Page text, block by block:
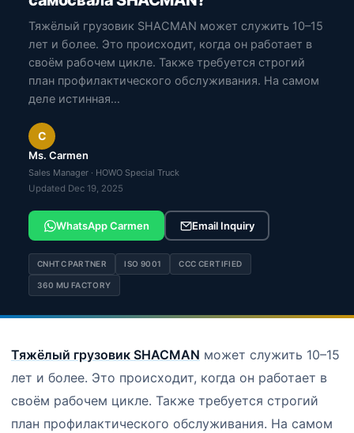
Тяжёлый грузовик SHACMAN может служить 10–15
лет и более. Это происходит, когда он работает в
своём рабочем цикле. Также требуется строгий
план профилактического обслуживания. На самом
деле истинная…
C
Ms. Carmen
Sales Manager · HOWO Special Truck
Updated Dec 19, 2025
WhatsApp Carmen Email Inquiry
CNHTC PARTNER ISO 9001 CCC CERTIFIED
360 MU FACTORY
Тяжёлый грузовик SHACMAN может служить 10–15
лет и более. Это происходит, когда он работает в
своём рабочем цикле. Также требуется строгий
план профилактического обслуживания. На самом